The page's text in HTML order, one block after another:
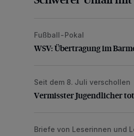
WSV: Übertragung im
Fußball-Pokal
WSV: Übertragung im
Vermisster Jugendlicher tot
Seit dem 8. Juli verschollen
Vermisster Jugendlicher
„Dies ist nicht akzeptabel“
Briefe von Leserinnen und